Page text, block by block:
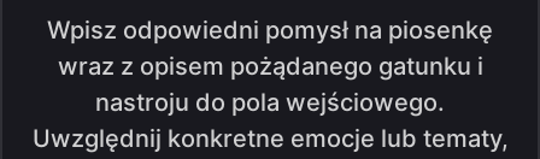
Wpisz odpowiedni pomysł na piosenkę
wraz z opisem pożądanego gatunku i
nastroju do pola wejściowego.
Uwzględnij konkretne emocje lub tematy,